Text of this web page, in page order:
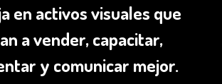
en activos visuales que
a vender, capacitar,
y comunicar mejor.